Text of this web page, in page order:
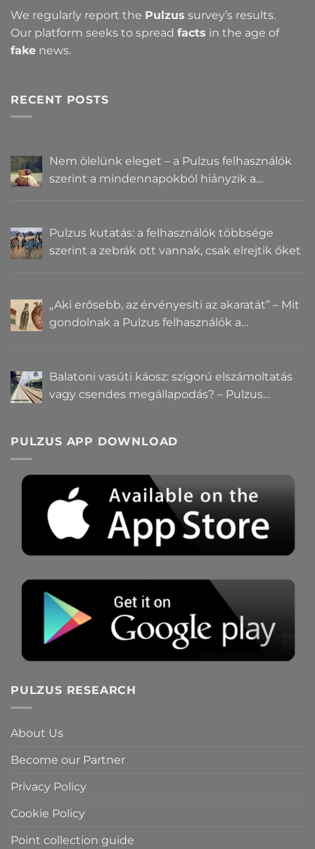
We regularly report the Pulzus survey’s results.
Our platform seeks to spread facts in the age of
fake news.
RECENT POSTS
Nem ölelünk eleget – a Pulzus felhasználók
szerint a mindennapokból hiányzik a
Pulzus kutatás: a felhasználók többsége
szerint a zebrák ott vannak, csak elrejtik őket
„Aki erősebb, az érvényesíti az akaratát” – Mit
gondolnak a Pulzus felhasználók a
Balatoni vasúti káosz: szigorú elszámoltatás
vagy csendes megállapodás? – Pulzus
PULZUS APP DOWNLOAD
PULZUS RESEARCH
About Us
Become our Partner
Privacy Policy
Cookie Policy
Point collection guide